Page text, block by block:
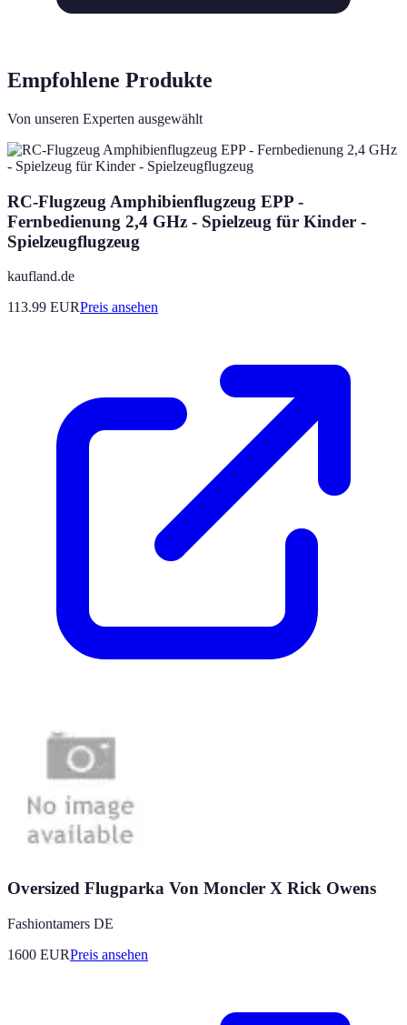
Empfohlene Produkte
Von unseren Experten ausgewählt
RC-Flugzeug Amphibienflugzeug EPP -
Fernbedienung 2,4 GHz - Spielzeug für Kinder -
Spielzeugflugzeug
kaufland.de
113.99 EURPreis ansehen
Oversized Flugparka Von Moncler X Rick Owens
Fashiontamers DE
1600 EURPreis ansehen